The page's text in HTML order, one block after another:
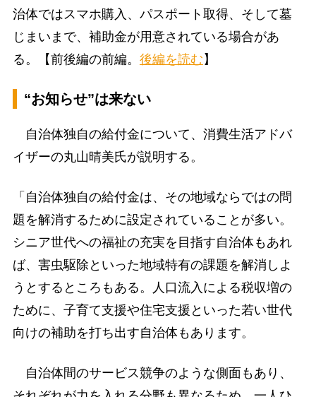
治体ではスマホ購入、パスポート取得、そして墓
じまいまで、補助金が用意されている場合があ
る。【前後編の前編。 後編を読む 】
“お知らせ”は来ない
自治体独自の給付金について、消費生活アドバ
イザーの丸山晴美氏が説明する。
「自治体独自の給付金は、その地域ならではの問
題を解消するために設定されていることが多い。
シニア世代への福祉の充実を目指す自治体もあれ
ば、害虫駆除といった地域特有の課題を解消しよ
うとするところもある。人口流入による税収増の
ために、子育て支援や住宅支援といった若い世代
向けの補助を打ち出す自治体もあります。
自治体間のサービス競争のような側面もあり、